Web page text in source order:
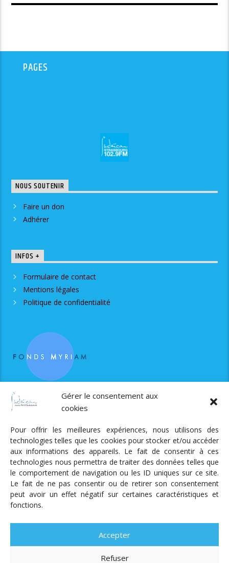
Gérer le consentement aux
cookies
Pour offrir les meilleures expériences, nous utilisons des
technologies telles que les cookies pour stocker et/ou accéder
aux informations des appareils. Le fait de consentir à ces
technologies nous permettra de traiter des données telles que
le comportement de navigation ou les ID uniques sur ce site.
Le fait de ne pas consentir ou de retirer son consentement
peut avoir un effet négatif sur certaines caractéristiques et
fonctions.
Accepter
Refuser
PAGES
NOUS SOUTENIR
Faire un don
Adhérer
INFOS +
Formulaire de contact
Mentions légales
Politique de confidentialité
Radio Judaica Strasbourg
Tous droits réservés
RADIO JUDAÏCA
ÉMISSIONS ET GRILLE DES PROGRAMMES
PODCASTS
UN DON
ADHÉRER MENTIONS LÉGALES
RÉAL.